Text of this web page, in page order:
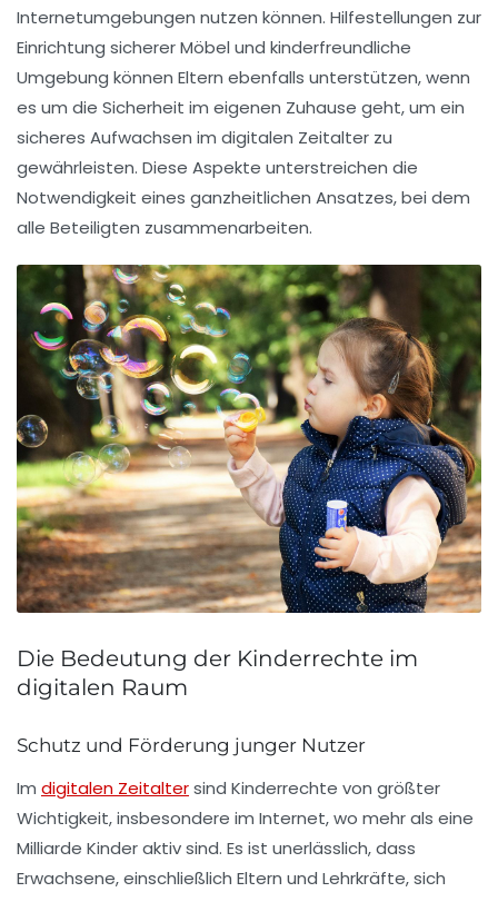
Internetumgebungen nutzen können. Hilfestellungen zur
Einrichtung sicherer Möbel und kinderfreundliche
Umgebung können Eltern ebenfalls unterstützen, wenn
es um die Sicherheit im eigenen Zuhause geht, um ein
sicheres Aufwachsen im digitalen Zeitalter zu
gewährleisten. Diese Aspekte unterstreichen die
Notwendigkeit eines ganzheitlichen Ansatzes, bei dem
alle Beteiligten zusammenarbeiten.
Die Bedeutung der Kinderrechte im
digitalen Raum
Schutz und Förderung junger Nutzer
Im digitalen Zeitaltersind Kinderrechte von größter
Wichtigkeit, insbesondere im Internet, wo mehr als eine
Milliarde Kinder aktiv sind. Es ist unerlässlich, dass
Erwachsene, einschließlich Eltern und Lehrkräfte, sich